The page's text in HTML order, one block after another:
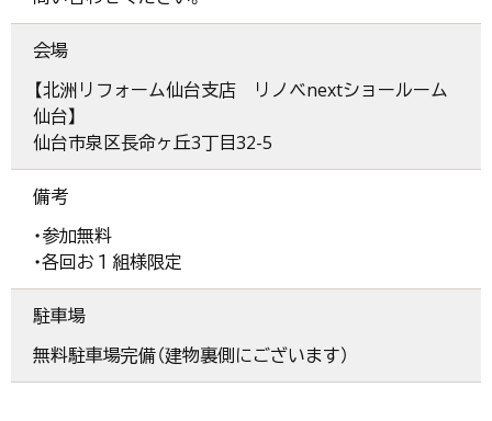
会場
【北洲リフォーム仙台支店 リノベnextショールーム
仙台】
仙台市泉区長命ヶ丘3丁目32-5
備考
・参加無料
・各回お１組様限定
駐車場
無料駐車場完備（建物裏側にございます）